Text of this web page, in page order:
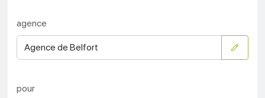
agence
Agence de Belfort
pour